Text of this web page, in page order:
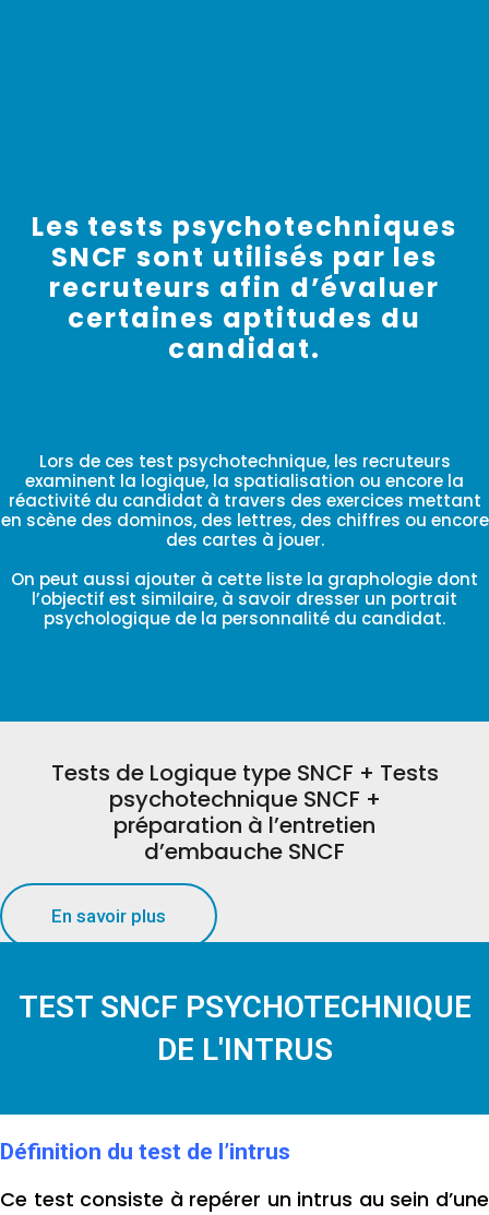
Les tests psychotechniques
SNCF sont utilisés par les
recruteurs afin d’évaluer
certaines aptitudes du
candidat.
Lors de ces test psychotechnique, les recruteurs
examinent la logique, la spatialisation ou encore la
réactivité du candidat à travers des exercices mettant
en scène des dominos, des lettres, des chiffres ou encore
des cartes à jouer.
On peut aussi ajouter à cette liste la graphologie dont
l’objectif est similaire, à savoir dresser un portrait
psychologique de la personnalité du candidat.
Tests de Logique type SNCF + Tests
psychotechnique SNCF +
préparation à l’entretien
d’embauche SNCF
En savoir plus
TEST SNCF PSYCHOTECHNIQUE
DE L'INTRUS
Définition du test de l’intrus
Ce test consiste à repérer un intrus au sein d’une